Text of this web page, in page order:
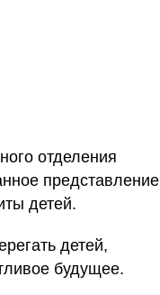
отделения
представление
детей.
детей,
будущее.